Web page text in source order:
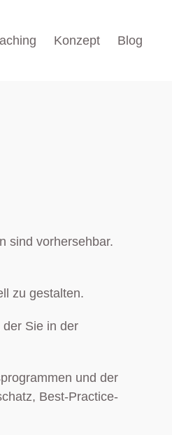
Konzept Blog
sind vorhersehbar.
zu gestalten.
Sie in der
und der
Best-Practice-